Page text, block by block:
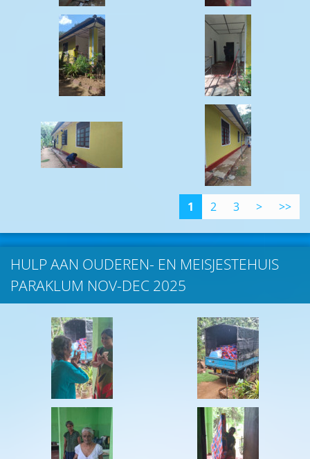
1 2 3 > >>
HULP AAN OUDEREN- EN MEISJESTEHUIS
PARAKLUM NOV-DEC 2025